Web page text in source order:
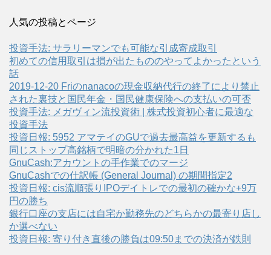
人気の投稿とページ
投資手法: サラリーマンでも可能な引成寄成取引
初めての信用取引は損が出たもののやってよかったという
話
2019-12-20 Friのnanacoの現金収納代行の終了により禁止
された裏技と国民年金・国民健康保険への支払いの可否
投資手法: メガヴィン流投資術 | 株式投資初心者に最適な
投資手法
投資日報: 5952 アマテイのGUで過去最高益を更新するも
同じストップ高銘柄で明暗の分かれた1日
GnuCash:アカウントの手作業でのマージ
GnuCashでの仕訳帳 (General Journal) の期間指定2
投資日報: cis流順張りIPOデイトレでの最初の確かな+9万
円の勝ち
銀行口座の支店には自宅か勤務先のどちらかの最寄り店し
か選べない
投資日報: 寄り付き直後の勝負は09:50までの決済が鉄則